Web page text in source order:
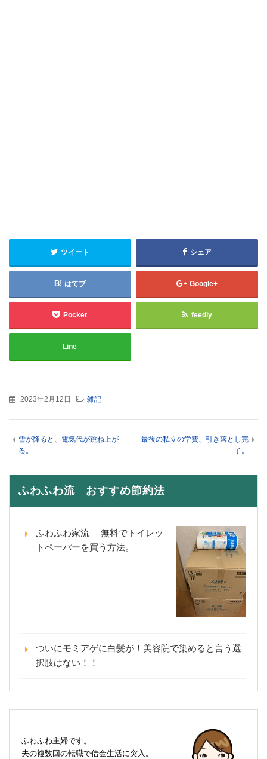
ツイート シェア
はてブ Google+
Pocket feedly
Line
2023年2月12日 雑記
雪が降ると、電気代が跳ね上が
る。
最後の私立の学費、引き落とし完
了。
ふわふわ流 おすすめ節約法
ふわふわ家流 無料でトイレッ
トペーパーを買う方法。
ついにモミアゲに白髪が！美容院で染めると言う選
択肢はない！！
ふわふわ主婦です。
夫の複数回の転職で借金生活に突入。